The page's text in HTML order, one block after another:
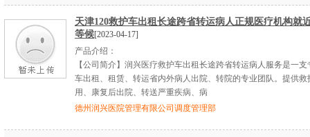
天津120救护车出租长途跨省转运病人正规医疗机构就
等候[2023-04-17]
产品介绍：
【公司简介】润兴医疗救护车出租长途跨省转运病人服务是一支
车出租、租赁、转运省内外病人出院、转院的专业团队。提供救
用、康复后出院、转送严重疾病、病
德州润兴医院管理有限公司调度管理部